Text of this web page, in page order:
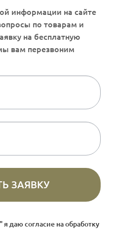
даю согласие наобработку